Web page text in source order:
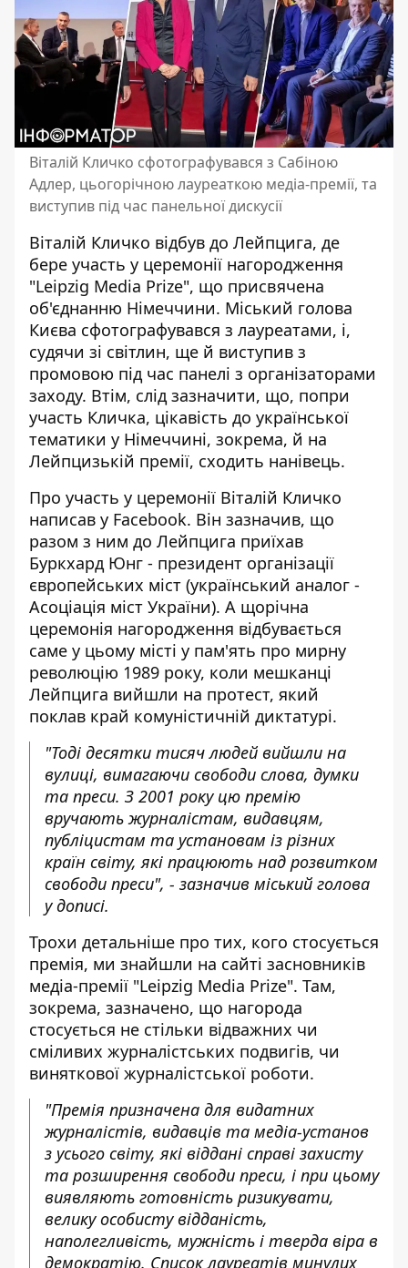
Віталій Кличко сфотографувався з Сабіною
Адлер, цьогорічною лауреаткою медіа-премії, та
виступив під час панельної дискусії
Віталій Кличко відбув до Лейпцига, де
бере участь у церемонії нагородження
"Leipzig Media Prize", що присвячена
об'єднанню Німеччини. Міський голова
Києва сфотографувався з лауреатами, і,
судячи зі світлин, ще й виступив з
промовою під час панелі з організаторами
заходу. Втім, слід зазначити, що, попри
участь Кличка, цікавість до української
тематики у Німеччині, зокрема, й на
Лейпцизькій премії, сходить нанівець.
Про участь у церемонії Віталій Кличко
написав у Facebook. Він зазначив, що
разом з ним до Лейпцига приїхав
Буркхард Юнг - президент організації
європейських міст (український аналог -
Асоціація міст України). А щорічна
церемонія нагородження відбувається
саме у цьому місті у пам'ять про мирну
революцію 1989 року, коли мешканці
Лейпцига вийшли на протест, який
поклав край комуністичній диктатурі.
"Тоді десятки тисяч людей вийшли на
вулиці, вимагаючи свободи слова, думки
та преси. З 2001 року цю премію
вручають журналістам, видавцям,
публіцистам та установам із різних
країн світу, які працюють над розвитком
свободи преси", - зазначив міський голова
у дописі.
Трохи детальніше про тих, кого стосується
премія, ми знайшли на сайті засновників
медіа-премії "Leipzig Media Prize". Там,
зокрема, зазначено, що нагорода
стосується не стільки відважних чи
сміливих журналістських подвигів, чи
виняткової журналістської роботи.
"Премія призначена для видатних
журналістів, видавців та медіа-установ
з усього світу, які віддані справі захисту
та розширення свободи преси, і при цьому
виявляють готовність ризикувати,
велику особисту відданість,
наполегливість, мужність і тверда віра в
демократію. Список лауреатів минулих